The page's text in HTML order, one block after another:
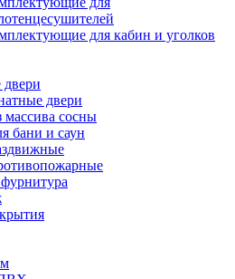
для кабин и уголков
двери
массива сосны
бани и саун